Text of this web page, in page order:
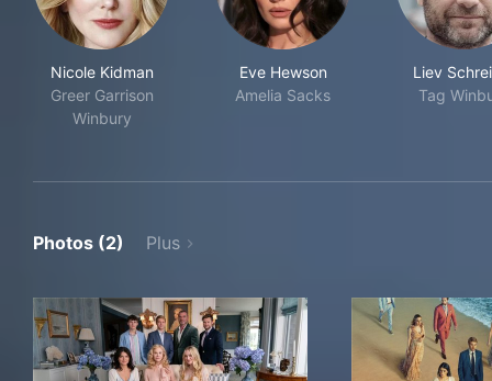
Nicole Kidman
Greer Garrison
Winbury
Eve Hewson
Amelia Sacks
Liev
Tag
Photos (2) Plus